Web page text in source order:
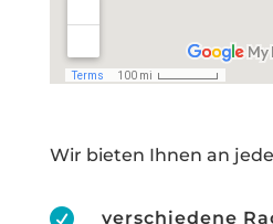
Wir bieten Ihnen an

verschiedene